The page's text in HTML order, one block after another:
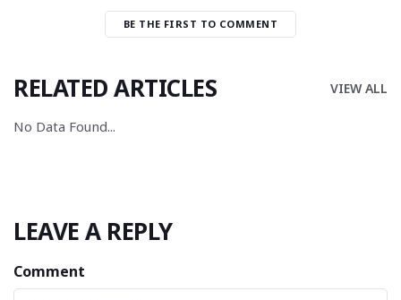
BE THE FIRST TO COMMENT
RELATED ARTICLES VIEW ALL
No Data Found...
LEAVE A REPLY
Comment